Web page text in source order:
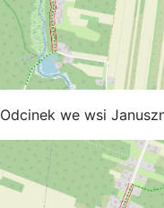
Odcinek we wsi